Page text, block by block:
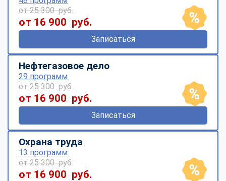
от 25 300 руб.
от 16 900 руб.
Записаться
Нефтегазовое дело
29 программ
от 25 300 руб.
от 16 900 руб.
Записаться
Охрана труда
13 программ
от 25 300 руб.
от 16 900 руб.